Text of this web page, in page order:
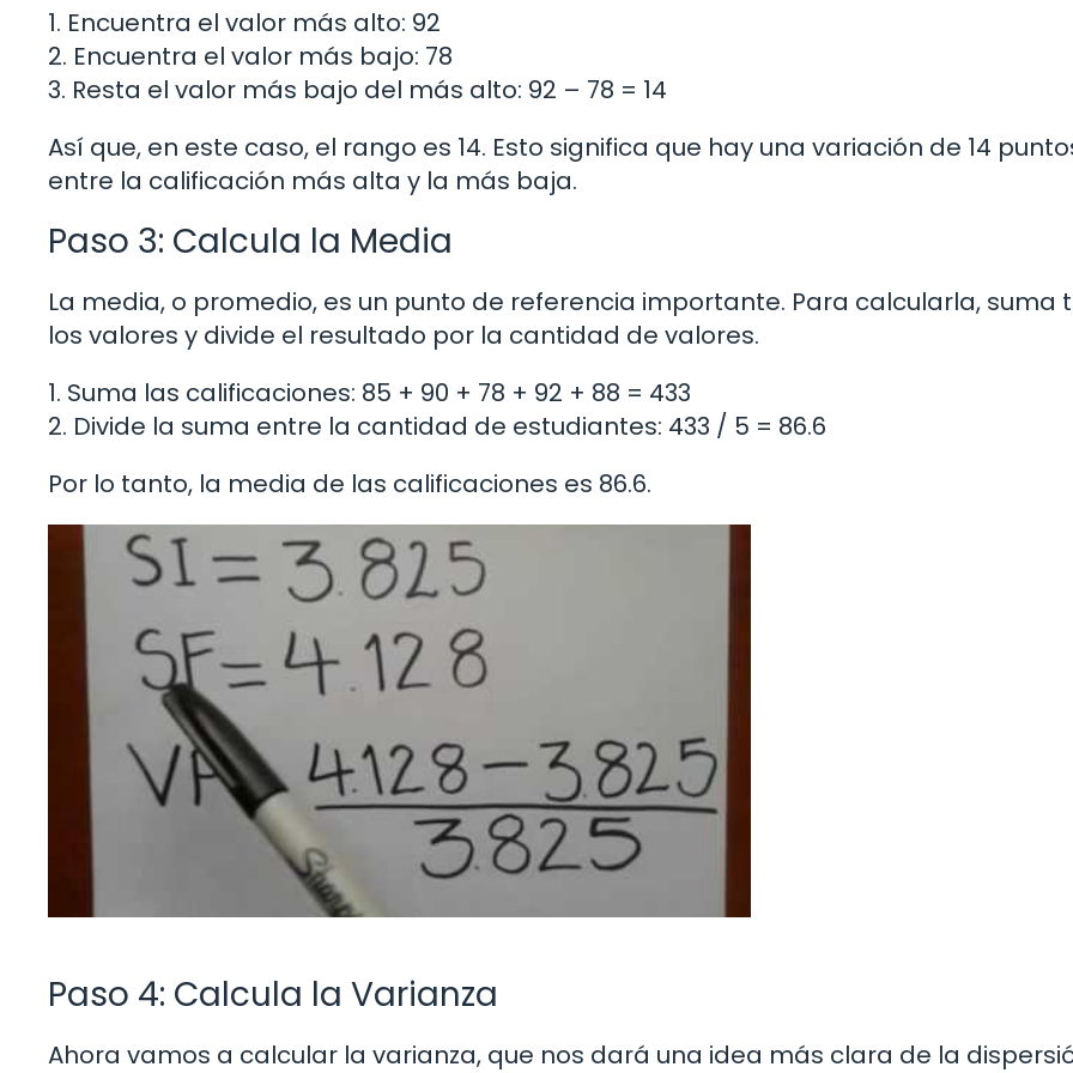
1. Encuentra el valor más alto: 92
2. Encuentra el valor más bajo: 78
3. Resta el valor más bajo del más alto: 92 – 78 = 14
Así que, en este caso, el rango es 14. Esto significa que hay una variación de 14
entre la calificación más alta y la más baja.
Paso 3: Calcula la Media
La media, o promedio, es un punto de referencia importante. Para calcularla, suma
los valores y divide el resultado por la cantidad de valores.
1. Suma las calificaciones: 85 + 90 + 78 + 92 + 88 = 433
2. Divide la suma entre la cantidad de estudiantes: 433 / 5 = 86.6
Por lo tanto, la media de las calificaciones es 86.6.
Paso 4: Calcula la Varianza
Ahora vamos a calcular la varianza, que nos dará una idea más clara de la